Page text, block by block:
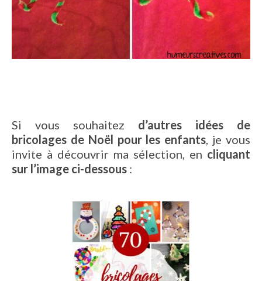
Si vous souhaitez d’autres idées de
bricolages de Noël pour les enfants, je vous
invite à découvrir ma sélection, en cliquant
sur l’image ci-dessous :